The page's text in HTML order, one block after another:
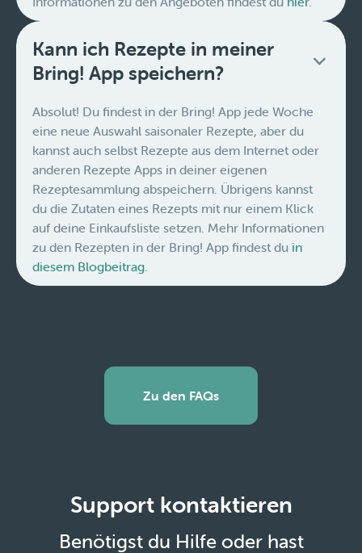
Kann ich Rezepte in meiner
Bring! App speichern?
Absolut! Du findest in der Bring! App jede Woche
eine neue Auswahl saisonaler Rezepte, aber du
kannst auch selbst Rezepte aus dem Internet oder
anderen Rezepte Apps in deiner eigenen
Rezeptesammlung abspeichern. Übrigens kannst
du die Zutaten eines Rezepts mit nur einem Klick
auf deine Einkaufsliste setzen. Mehr Informationen
zu den Rezepten in der Bring! App findest du in
diesem Blogbeitrag.
Zu den FAQs
Support kontaktieren
Benötigst du Hilfe oder hast